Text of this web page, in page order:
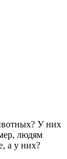
У них
людям
а у них?